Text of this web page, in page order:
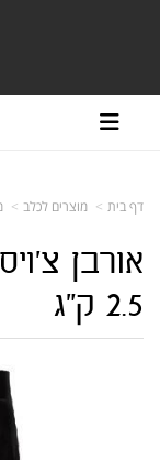
דף בית מוצרים לכלב
אורבן
2.5 ק"ג